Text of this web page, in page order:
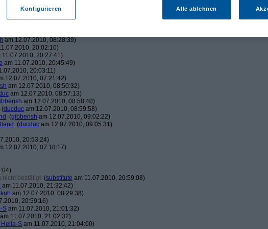
17:22:38)
17:42:05)
17:45:00)
19:16:01)
am 12.07.2010, 08:28:39)
20:02:10)
11.07.2010, 20:27:41)
am 11.07.2010, 20:45:49)
20:03:11)
12.07.2010, 07:21:42)
am 12.07.2010, 08:50:32)
am 12.07.2010, 08:57:13)
am 12.07.2010, 08:58:40)
(ducduc am 12.07.2010, 08:59:58)
(gibberish am 12.07.2010, 09:02:22)
(ducduc am 12.07.2010, 09:05:31)
20:53:24)
12.07.2010, 07:18:17)
nicht bestätigt (substitute am 11.07.2010, 20:59:08)
am 11.07.2010, 21:32:42)
am 12.07.2010, 08:29:38)
20:59:16)
S am 11.07.2010, 21:01:32)
am 11.07.2010, 21:02:32)
Hella-S am 11.07.2010, 21:04:00)
Konfigurieren Alle ablehnen